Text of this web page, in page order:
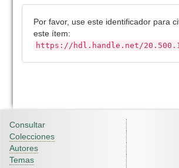
Por favor, use este identificador para
este ítem:
https://hdl.handle.net/
Consultar
Colecciones
Autores
Temas